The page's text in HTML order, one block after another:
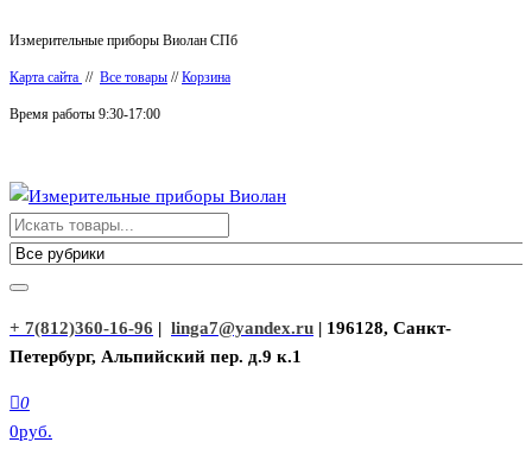
к
содержимому
Измерительные приборы Виолан СПб
Карта сайта // Все товары //Корзина
Время работы 9:30-17:00
Измерительные приборы Виолан
+ 7(812)360-16-96 | linga7@yandex.ru | 196128, Санкт-
Петербург, Альпийский пер. д.9 к.1
0
0руб.